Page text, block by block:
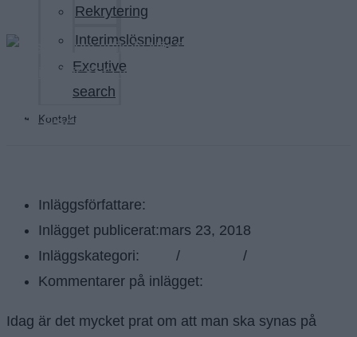
Rekrytering
Interimslösningar
Excutive
search
Kontakt
När Facebook ändrar sin algoritm blir
Inläggsförfattare:
Inlägget publicerat:mars 23, 2018
Inläggskategori:
/ /
Kommentarer på inlägget:
Idag är det mycket prat om att man ska synas på